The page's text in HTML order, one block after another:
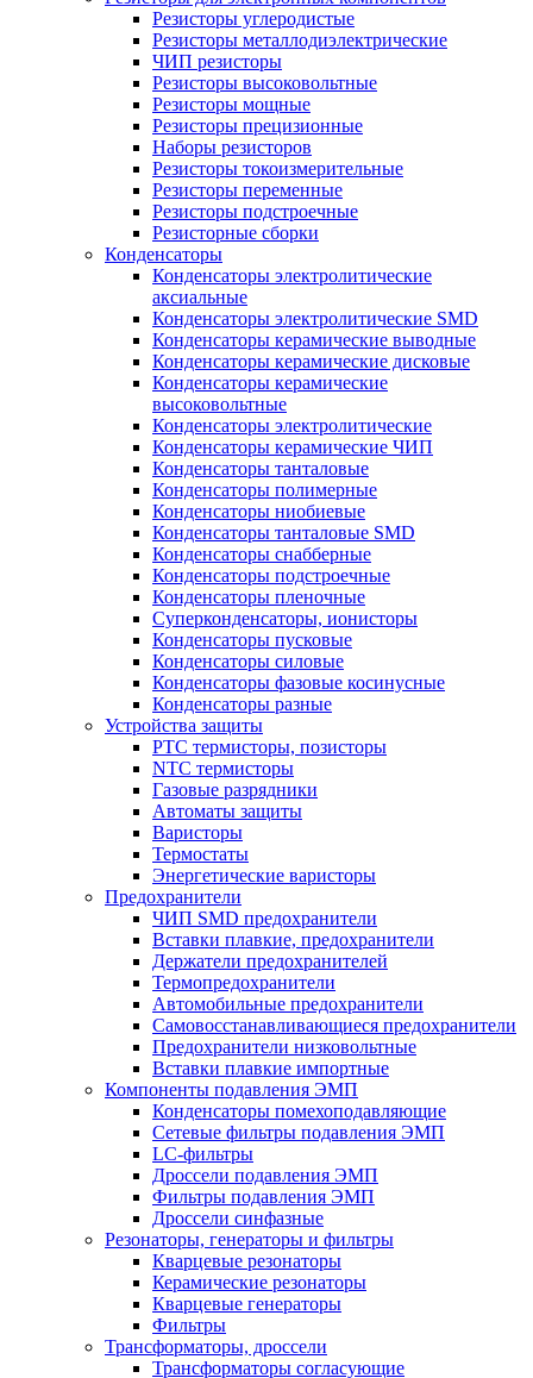
Резисторы углеродистые
Резисторы металлодиэлектрические
ЧИП резисторы
Резисторы высоковольтные
Резисторы мощные
Резисторы прецизионные
Наборы резисторов
Резисторы токоизмерительные
Резисторы переменные
Резисторы подстроечные
Резисторные сборки
Конденсаторы
Конденсаторы электролитические
аксиальные
Конденсаторы электролитические SMD
Конденсаторы керамические выводные
Конденсаторы керамические дисковые
Конденсаторы керамические
высоковольтные
Конденсаторы электролитические
Конденсаторы керамические ЧИП
Конденсаторы танталовые
Конденсаторы полимерные
Конденсаторы ниобиевые
Конденсаторы танталовые SMD
Конденсаторы снабберные
Конденсаторы подстроечные
Конденсаторы пленочные
Суперконденсаторы, ионисторы
Конденсаторы пусковые
Конденсаторы силовые
Конденсаторы фазовые косинусные
Конденсаторы разные
Устройства защиты
PTC термисторы, позисторы
NTC термисторы
Газовые разрядники
Автоматы защиты
Варисторы
Термостаты
Энергетические варисторы
Предохранители
ЧИП SMD предохранители
Вставки плавкие, предохранители
Держатели предохранителей
Термопредохранители
Автомобильные предохранители
Самовосстанавливающиеся предохранители
Предохранители низковольтные
Вставки плавкие импортные
Компоненты подавления ЭМП
Конденсаторы помехоподавляющие
Сетевые фильтры подавления ЭМП
LC-фильтры
Дроссели подавления ЭМП
Фильтры подавления ЭМП
Дроссели синфазные
Резонаторы, генераторы и фильтры
Кварцевые резонаторы
Керамические резонаторы
Кварцевые генераторы
Фильтры
Трансформаторы, дроссели
Трансформаторы согласующие